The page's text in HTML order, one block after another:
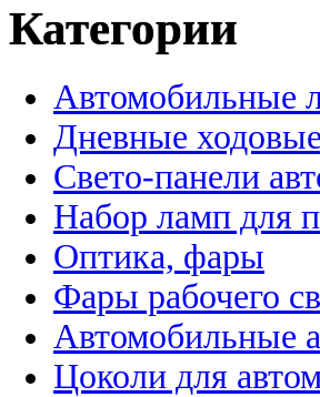
Категории
Автомобильные
Дневные
Свето-панели
Набор ламп для
Оптика, фары
Фары рабочего
Автомобильные
Цоколи для